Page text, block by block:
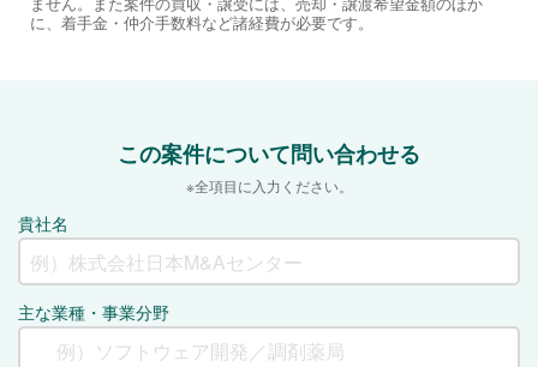
に、着手金・仲介手数料など諸経費が必要です。